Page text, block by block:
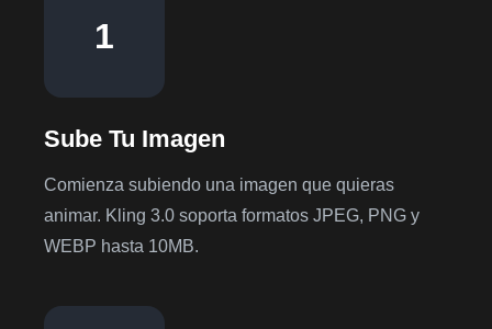
1
Sube Tu Imagen
Comienza subiendo una imagen que quieras
animar. Kling 3.0 soporta formatos JPEG, PNG y
WEBP hasta 10MB.